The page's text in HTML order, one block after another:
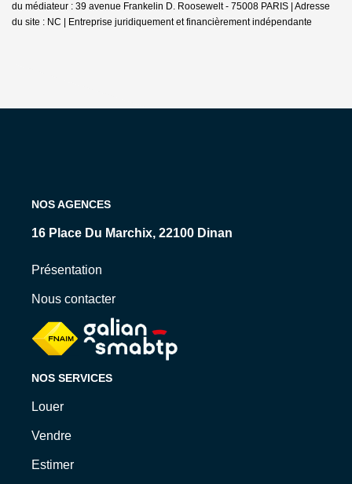
du médiateur : 39 avenue Frankelin D. Roosewelt - 75008 PARIS | Adresse
du site : NC | Entreprise juridiquement et financièrement indépendante
NOS AGENCES
16 Place Du Marchix, 22100 Dinan
15 Rue Levavasseur, 35800 Dinard
Présentation
Nous contacter
NOS SERVICES
Louer
Vendre
Estimer